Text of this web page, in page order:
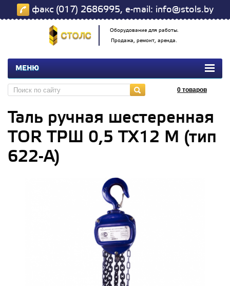
факс (017) 2686995, e-mail: info@stols.by
Оборудование для работы.
Продажа, ремонт, аренда.
МЕНЮ
0 товаров
Таль ручная шестеренная
TOR ТРШ 0,5 ТХ12 М (тип
622-A)